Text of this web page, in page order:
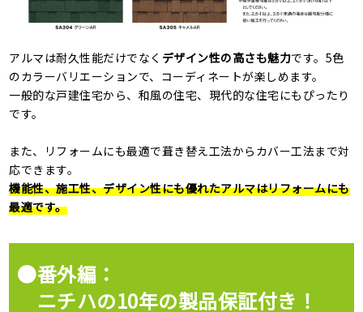
アルマは耐久性能だけでなく デザイン性の高さも魅力です。5色
のカラーバリエーションで、コーディネートが楽しめます。
一般的な戸建住宅から、和風の住宅、現代的な住宅にもぴったり
です。
また、リフォームにも最適で葺き替え工法からカバー工法まで対
応できます。
機能性、施工性、デザイン性にも優れたアルマはリフォームにも
最適です。
●番外編：
ニチハの10年の製品保証付き！